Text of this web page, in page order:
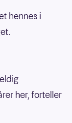
hennes i
her, forteller